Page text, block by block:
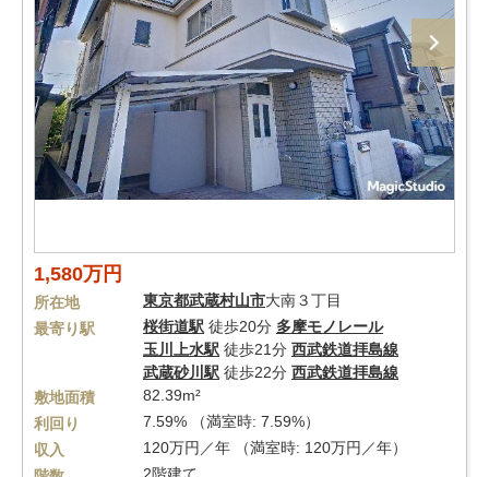
1,580万円
所在地 東京都武蔵村山市大南３丁目
最寄り駅
桜街道駅 徒歩20分 多摩モノレール
玉川上水駅 徒歩21分 西武鉄道拝島線
武蔵砂川駅 徒歩22分 西武鉄道拝島線
敷地面積
82.39m²
利回り
7.59% （満室時: 7.59%）
収入
120万円／年 （満室時: 120万円／年）